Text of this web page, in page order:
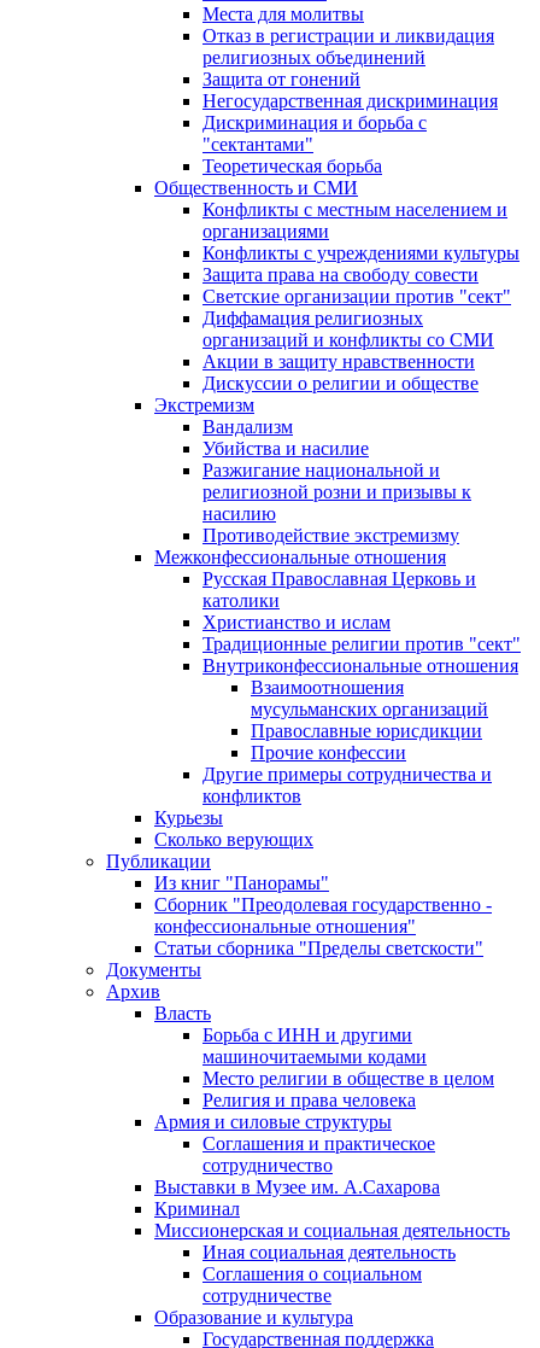
Места для молитвы
Отказ в регистрации и ликвидация
религиозных объединений
Защита от гонений
Негосударственная дискриминация
Дискриминация и борьба с
"сектантами"
Теоретическая борьба
Общественность и СМИ
Конфликты с местным населением и
организациями
Конфликты с учреждениями культуры
Защита права на свободу совести
Светские организации против "сект"
Диффамация религиозных
организаций и конфликты со СМИ
Акции в защиту нравственности
Дискуссии о религии и обществе
Экстремизм
Вандализм
Убийства и насилие
Разжигание национальной и
религиозной розни и призывы к
насилию
Противодействие экстремизму
Межконфессиональные отношения
Русская Православная Церковь и
католики
Христианство и ислам
Традиционные религии против "сект"
Внутриконфессиональные отношения
Взаимоотношения
мусульманских организаций
Православные юрисдикции
Прочие конфессии
Другие примеры сотрудничества и
конфликтов
Курьезы
Сколько верующих
Публикации
Из книг "Панорамы"
Сборник "Преодолевая государственно -
конфессиональные отношения"
Статьи сборника "Пределы светскости"
Документы
Архив
Власть
Борьба с ИНН и другими
машиночитаемыми кодами
Место религии в обществе в целом
Религия и права человека
Армия и силовые структуры
Соглашения и практическое
сотрудничество
Выставки в Музее им. А.Сахарова
Криминал
Миссионерская и социальная деятельность
Иная социальная деятельность
Соглашения о социальном
сотрудничестве
Образование и культура
Государственная поддержка